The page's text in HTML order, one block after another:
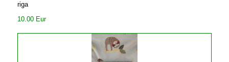
riga
10.00 Eur